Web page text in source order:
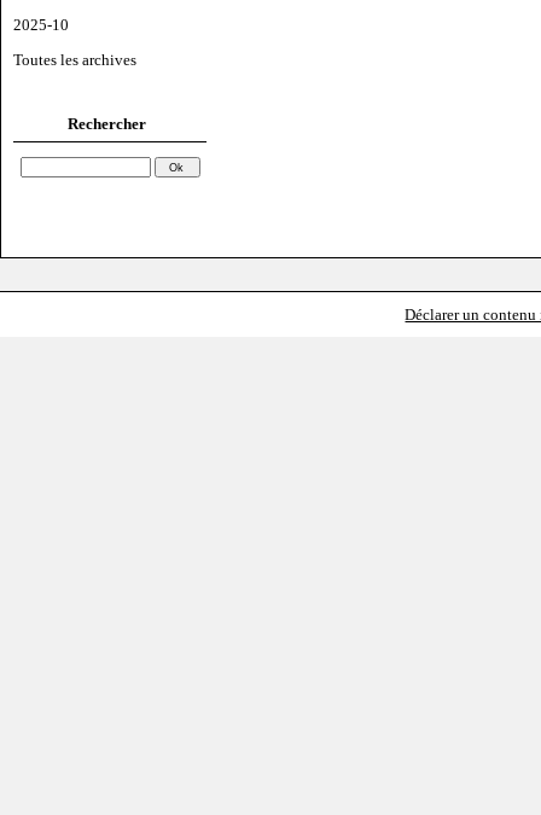
2025-10
Toutes les archives
Rechercher
Déclarer un